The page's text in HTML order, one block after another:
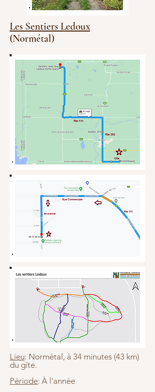
Les Sentiers Ledoux
(Normétal)
Lieu: Normétal, à 34 minutes (43 km)
du gîte.
Période: À l'année